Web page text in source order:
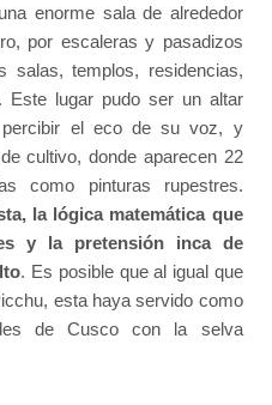
enorme sala de alrededor
por escaleras y pasadizos
salas, templos, residencias,
Este lugar pudo ser un altar
percibir el eco de su voz, y
cultivo, donde aparecen 22
como pinturas rupestres.
la lógica matemática que
y la pretensión inca de
. Es posible que al igual que
esta haya servido como
de Cusco con la selva